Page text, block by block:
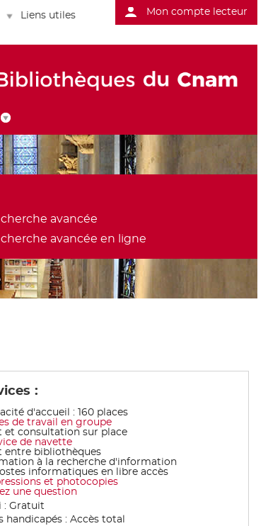
Liens utiles Mon compte lecteur
avancée
avancée en ligne
:
d'accueil : 160 places
de travail en groupe
et consultation sur place
de navette
entre bibliothèques
à la recherche d'information
informatiques en libre accès
et photocopies
une question
: Gratuit
handicapés : Accès total